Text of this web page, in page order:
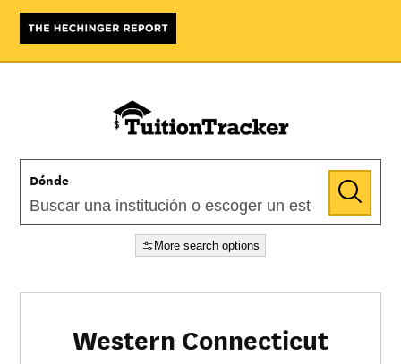
Dónde
More search options
Western Connecticut